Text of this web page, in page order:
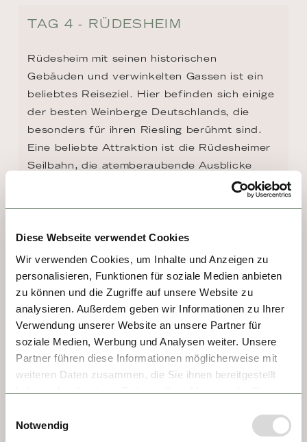
Diese Webseite verwendet Cookies
Wir verwenden Cookies, um Inhalte und Anzeigen zu
personalisieren, Funktionen für soziale Medien anbieten
zu können und die Zugriffe auf unsere Website zu
analysieren. Außerdem geben wir Informationen zu Ihrer
Verwendung unserer Website an unsere Partner für
soziale Medien, Werbung und Analysen weiter. Unsere
Partner führen diese Informationen möglicherweise mit
weiteren Daten zusammen, die Sie ihnen bereitgestellt
haben oder die sie im Rahmen Ihrer Nutzung der Dienste
Notwendig
TAG 4 - RÜDESHEIM
Rüdesheim mit seinen historischen
Gebäuden und verwinkelten Gassen ist ein
beliebtes Reiseziel. Hier befinden sich einige
der besten Weinberge Deutschlands, die
besonders für ihren Riesling berühmt sind.
Eine beliebte Attraktion ist die Rüdesheimer
Seilbahn, die atemberaubende Ausblicke
bietet und vom Stadtzentrum hinauf zum
Niederwalddenkmal führt. Versäumen Sie
Kaffeespezialität zu probieren, die mit
Asbach Uralt zubereitet und mit
Schlagsahne gekrönt wird.